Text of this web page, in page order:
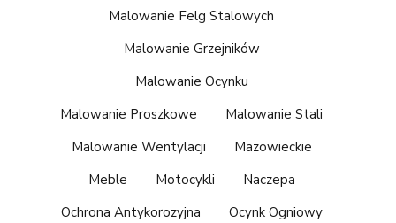
Malowanie Felg Stalowych
Malowanie Grzejników
Malowanie Ocynku
Malowanie Proszkowe
Malowanie Stali
Malowanie Wentylacji
Mazowieckie
Meble
Motocykli
Naczepa
Ochrona Antykorozyjna
Ocynk Ogniowy